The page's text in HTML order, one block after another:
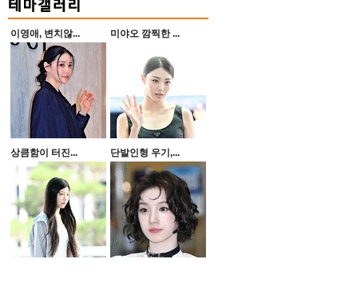
이영애, 변치않... 미야오 깜찍한 ...
상큼함이 터진... 단발인형 우기,...